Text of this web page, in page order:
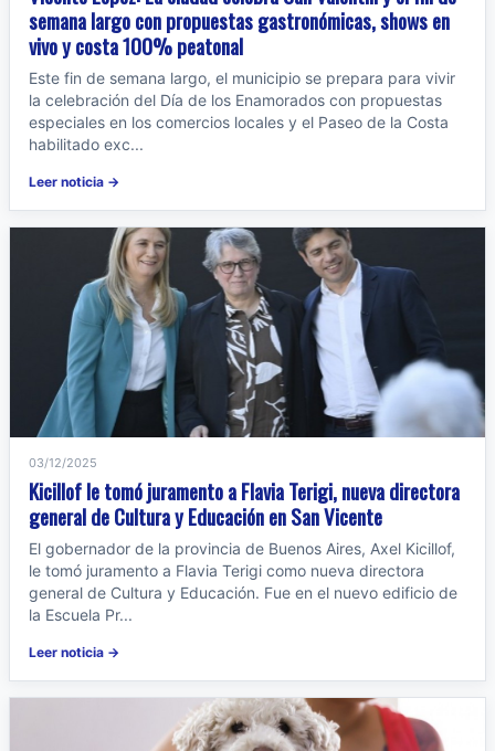
semana largo con propuestas gastronómicas, shows en
vivo y costa 100% peatonal
Este fin de semana largo, el municipio se prepara para vivir
la celebración del Día de los Enamorados con propuestas
especiales en los comercios locales y el Paseo de la Costa
habilitado exc...
Leer noticia →
03/12/2025
Kicillof le tomó juramento a Flavia Terigi, nueva directora
general de Cultura y Educación en San Vicente
El gobernador de la provincia de Buenos Aires, Axel Kicillof,
le tomó juramento a Flavia Terigi como nueva directora
general de Cultura y Educación. Fue en el nuevo edificio de
la Escuela Pr...
Leer noticia →